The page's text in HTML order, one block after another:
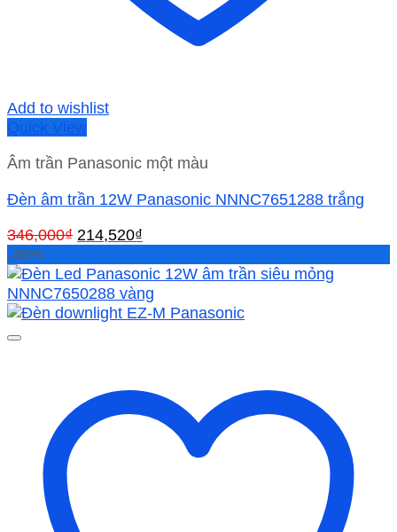
Add to wishlist
Quick View
Âm trần Panasonic một màu
Đèn âm trần 12W Panasonic NNNC7651288 trắng
346,000₫ Giá
là:
346,000₫.
214,520₫
tại
là:
214,520₫.
-38%